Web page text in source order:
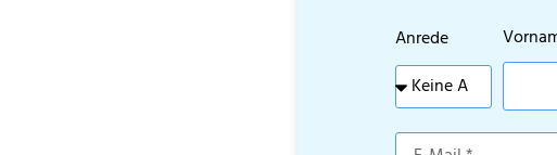
Anrede